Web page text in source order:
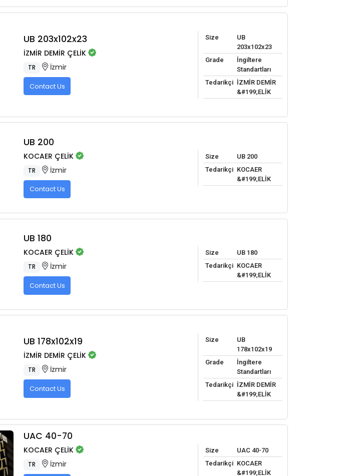
UB 203x102x23
İZMİR DEMİR ÇELİK
TR İzmir
Contact Us
Size
UB
203x102x23
Grade
İngiltere
Standartları
Tedarikçi İZMİR DEMİR
&#199;ELİK
UB 200
KOCAER ÇELİK
TR İzmir
Contact Us
Size
UB 200
Tedarikçi KOCAER
&#199;ELİK
UB 180
KOCAER ÇELİK
TR İzmir
Contact Us
Size
UB 180
Tedarikçi KOCAER
&#199;ELİK
UB 178x102x19
İZMİR DEMİR ÇELİK
TR İzmir
Contact Us
Size
UB
178x102x19
Grade
İngiltere
Standartları
Tedarikçi İZMİR DEMİR
&#199;ELİK
UAC 40-70
KOCAER ÇELİK
TR İzmir
Size
UAC 40-70
Tedarikçi KOCAER
&#199;ELİK